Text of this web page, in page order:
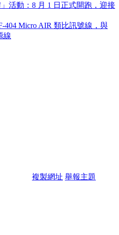
」活動：8 月 1 日正式開跑，迎接
404 Micro AIR 類比訊號線，與
線
複製網址 舉報主題